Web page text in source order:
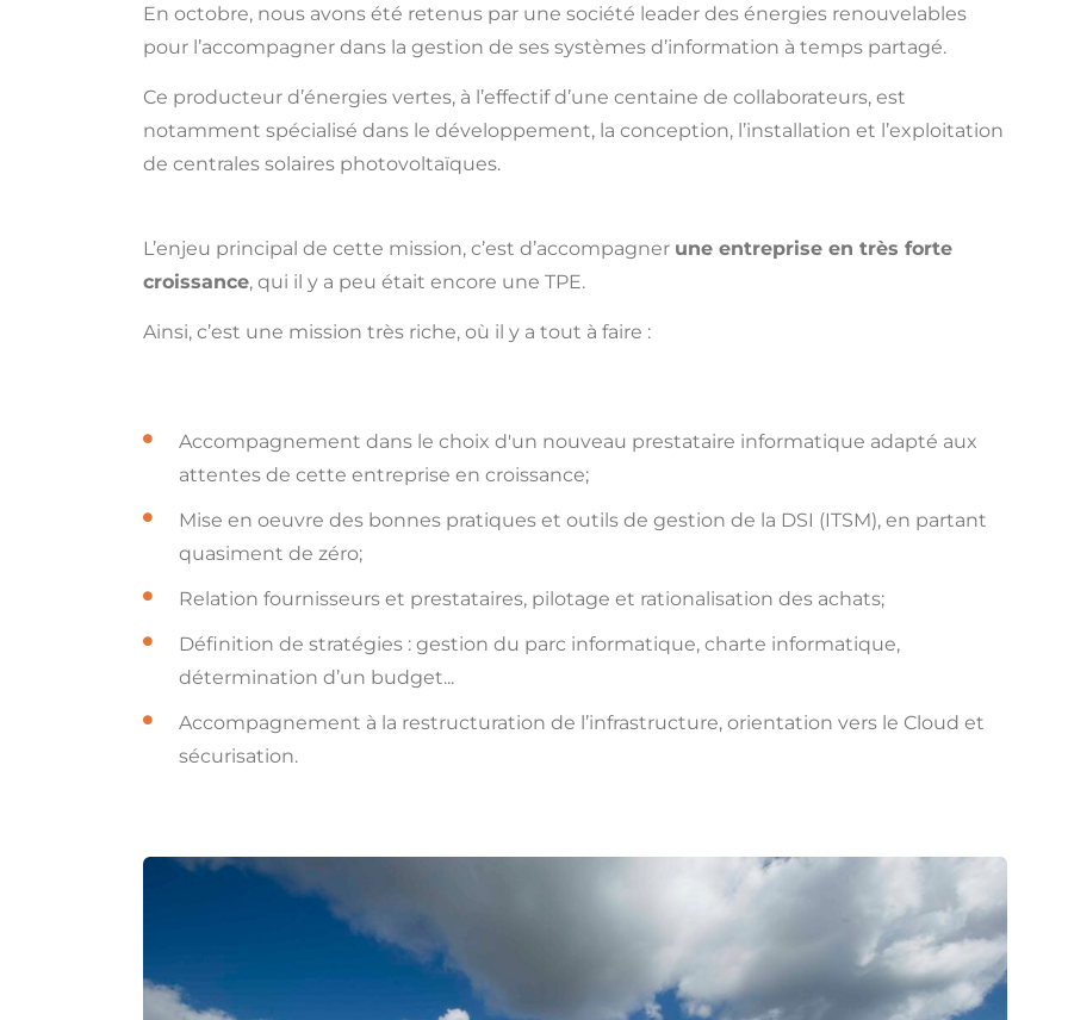
En octobre, nous avons été retenus par une société leader des énergies renouvelables
pour l’accompagner dans la gestion de ses systèmes d’information à temps partagé.
Ce producteur d’énergies vertes, à l’effectif d’une centaine de collaborateurs, est
notamment spécialisé dans le développement, la conception, l’installation et l’exploitation
de centrales solaires photovoltaïques.
L’enjeu principal de cette mission, c’est d’accompagner une entreprise en très forte
croissance, qui il y a peu était encore une TPE.
Ainsi, c’est une mission très riche, où il y a tout à faire :
Accompagnement dans le choix d'un nouveau prestataire informatique adapté aux
attentes de cette entreprise en croissance;
Mise en oeuvre des bonnes pratiques et outils de gestion de la DSI (ITSM), en partant
quasiment de zéro;
Relation fournisseurs et prestataires, pilotage et rationalisation des achats;
Définition de stratégies : gestion du parc informatique, charte informatique,
détermination d’un budget...
Accompagnement à la restructuration de l’infrastructure, orientation vers le Cloud et
sécurisation.